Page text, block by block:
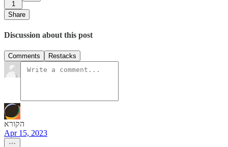
1
Share
Discussion about this post
Comments Restacks
הקורא
Apr 15, 2023